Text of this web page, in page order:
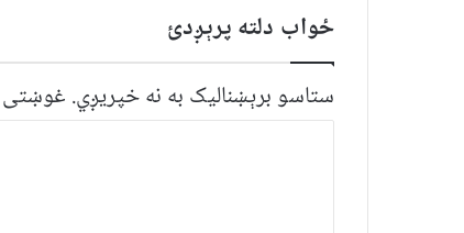
ځواب دلته پرېږدئ
ستاسو برېښناليک به نه خپريږي. غوښتى